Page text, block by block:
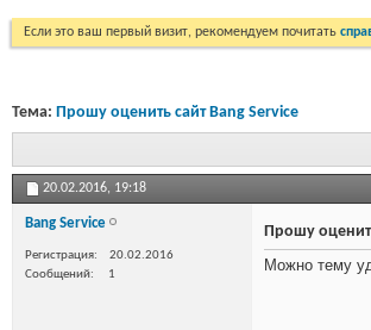
Если это ваш первый визит, рекомендуем почитать
Тема: Прошу оценить сайт Bang Service
20.02.2016, 19:18
Bang Service
Регистрация
20.02.2016
Сообщений
1
Прошу
Можно тему